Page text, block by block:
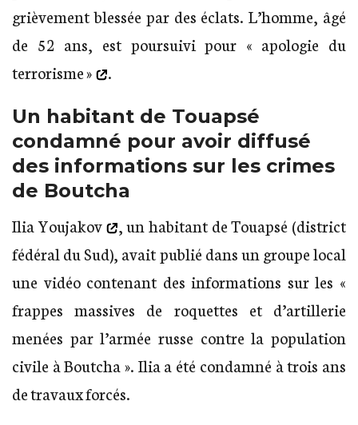
grièvement blessée par des éclats. L’homme, âgé
de 52 ans, est poursuivi pour « apologie du
terrorisme »
.
Un habitant de Touapsé
condamné pour avoir diffusé
des informations sur les crimes
de Boutcha
Ilia Youjakov
, un habitant de Touapsé (district
fédéral du Sud), avait publié dans un groupe local
une vidéo contenant des informations sur les «
frappes massives de roquettes et d’artillerie
menées par l’armée russe contre la population
civile à Boutcha ». Ilia a été condamné à trois ans
de travaux forcés.